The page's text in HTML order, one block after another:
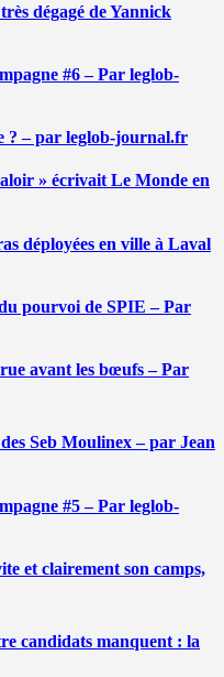
dégagé de Yannick
#6 – Par leglob-
? – par leglob-journal.fr
» écrivait Le Monde en
déployées en ville à Laval
pourvoi de SPIE – Par
avant les bœufs – Par
Seb Moulinex – par Jean
#5 – Par leglob-
et clairement son camps,
candidats manquent : la